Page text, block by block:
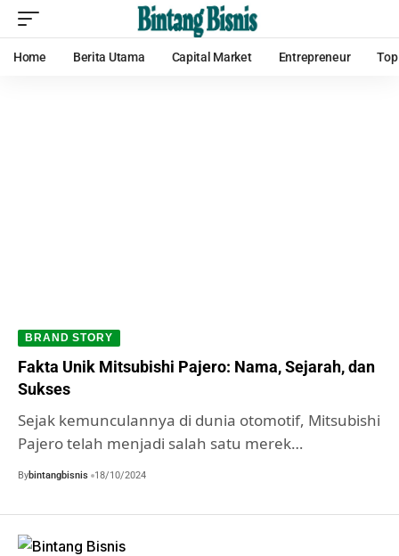
Home Berita Utama Capital Market Entrepreneur
BRAND STORY
Fakta Unik Mitsubishi Pajero: Nama, Sejarah, dan
Sukses
Sejak kemunculannya di dunia otomotif, Mitsubishi
Pajero telah menjadi salah satu merek…
Bybintangbisnis 18/10/2024